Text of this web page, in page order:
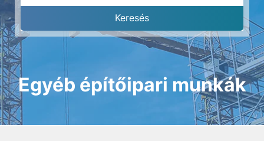
Egyéb építőipari munkák